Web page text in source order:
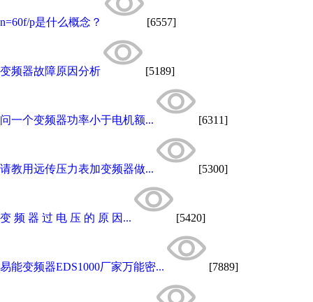
n=60f/p是什么概念？ [6557]
变频器故障原因分析 [5189]
问一个变频器功率小于电机额... [6311]
请教用远传压力表加变频器做... [5300]
变 频 器 过 电 压 的 原 因... [5420]
易能变频器EDS1000厂家万能密... [7889]